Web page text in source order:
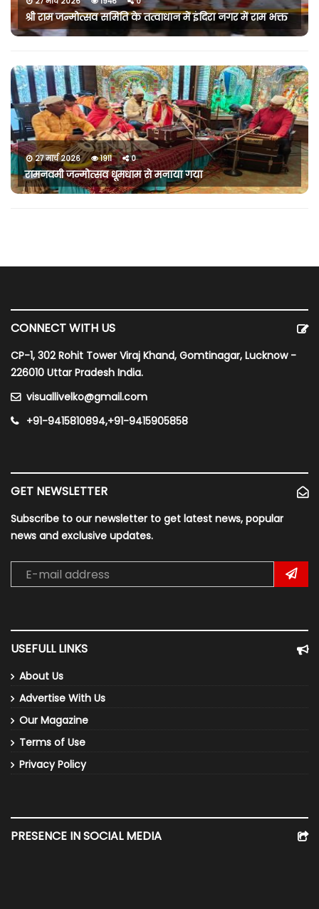
श्री राम जन्मोत्सव समिति के तत्वाधान में इंदिरा नगर में राम भक्त
27 मार्च 2026 1911 0
रामनवमी जन्मोत्सव धूमधाम से मनाया गया
CONNECT WITH US
CP-1, 302 Rohit Tower Viraj Khand, Gomtinagar, Lucknow -
226010 Uttar Pradesh India.
visuallivelko@gmail.com
+91-9415810894,+91-9415905858
GET NEWSLETTER
Subscribe to our newsletter to get latest news, popular
news and exclusive updates.
USEFULL LINKS
About Us
Advertise With Us
Our Magazine
Terms of Use
Privacy Policy
PRESENCE IN SOCIAL MEDIA